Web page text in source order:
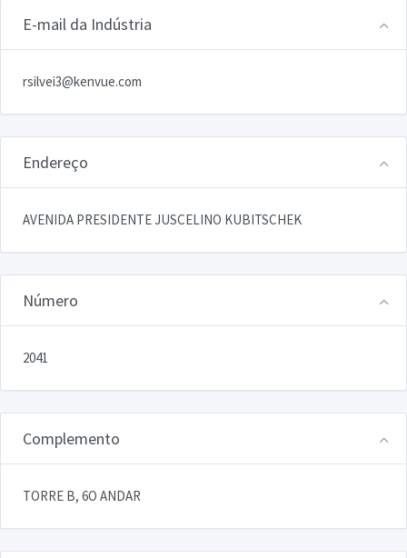
E-mail da Indústria
rsilvei3@kenvue.com
Endereço
AVENIDA PRESIDENTE JUSCELINO KUBITSCHEK
Número
2041
Complemento
TORRE B, 6O ANDAR